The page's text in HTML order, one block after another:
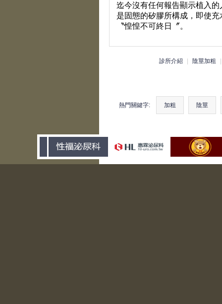
迄今沒有任何報告顯示植入
是固態的矽膠所構成，即使
〝惶惶不可終日〞。
診所介紹 陰莖加粗
熱門關鍵字: 加粗 陰莖